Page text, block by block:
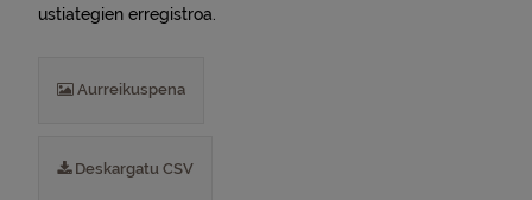
ustiategien erregistroa.
Aurreikuspena
Deskargatu CSV